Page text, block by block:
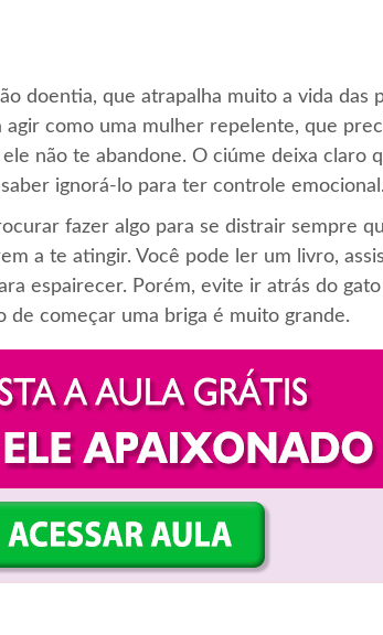
doentia, que atrapalha muito a vida das
agir como uma mulher repelente, que
não te abandone. O ciúme deixa claro
ignorá-lo para ter controle emocional.
fazer algo para se distrair sempre
a te atingir. Você pode ler um livro,
espairecer. Porém, evite ir atrás do
de começar uma briga é muito grande.